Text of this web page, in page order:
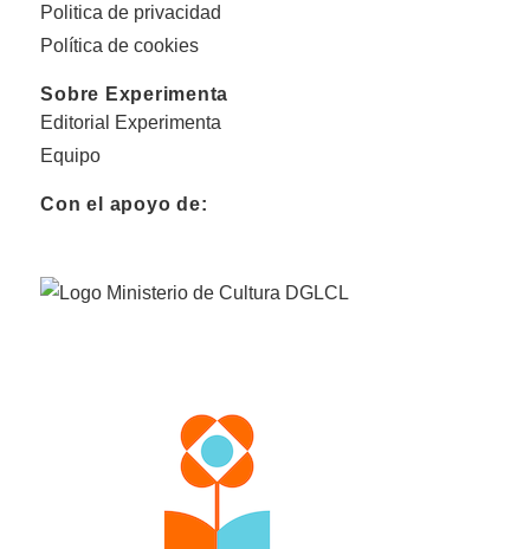
Politica de privacidad
Política de cookies
Sobre Experimenta
Editorial Experimenta
Equipo
Con el apoyo de: